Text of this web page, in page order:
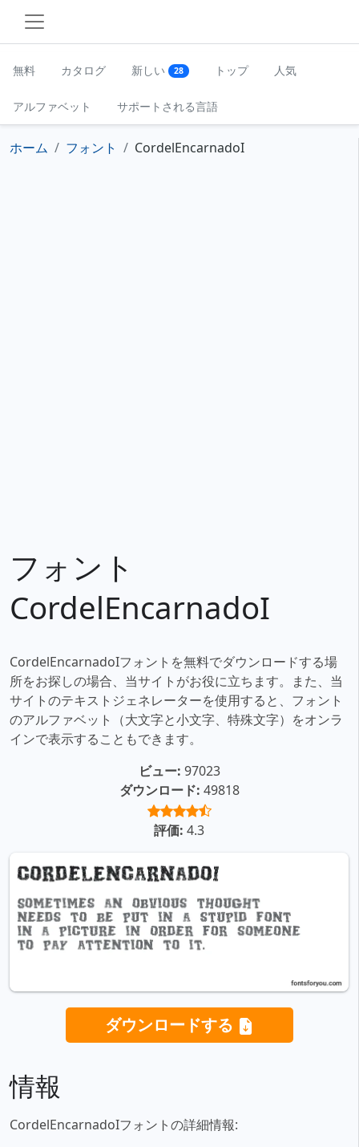
無料 カタログ 新しい 28 トップ 人気
アルファベット サポートされる言語
ホーム フォント CordelEncarnadoI
フォント
CordelEncarnadoI
CordelEncarnadoIフォントを無料でダウンロードする場
所をお探しの場合、当サイトがお役に立ちます。また、当
サイトのテキストジェネレーターを使用すると、フォント
のアルファベット（大文字と小文字、特殊文字）をオンラ
インで表示することもできます。
ビュー: 97023
ダウンロード: 49818
評価: 4.3
ダウンロードする
情報
CordelEncarnadoIフォントの詳細情報: